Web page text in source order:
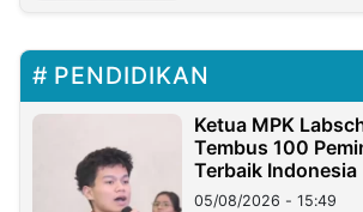
PENDIDIKAN
Ketua MPK
Tembus 100
Terbaik Indonesia
05/08/2026 - 15:49